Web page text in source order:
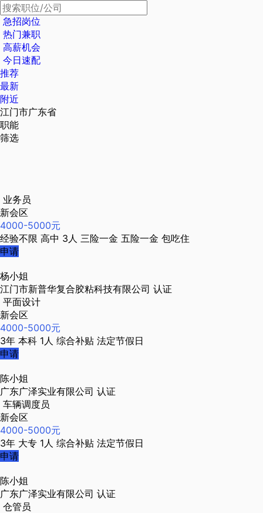
急招岗位
热门兼职
高薪机会
今日速配
推荐
最新
附近
江门市广东省
职能
筛选
业务员
新会区
4000-5000元
经验不限 高中 3人 三险一金 五险一金 包吃住
申请
杨小姐
江门市新普华复合胶粘科技有限公司 认证
平面设计
新会区
4000-5000元
3年 本科 1人 综合补贴 法定节假日
申请
陈小姐
广东广泽实业有限公司 认证
车辆调度员
新会区
4000-5000元
3年 大专 1人 综合补贴 法定节假日
申请
陈小姐
广东广泽实业有限公司 认证
仓管员